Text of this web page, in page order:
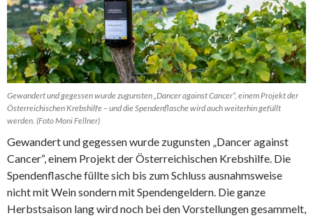
Gewandert und gegessen wurde zugunsten „Dancer against Cancer“, einem Projekt der
Österreichischen Krebshilfe – und die Spendenflasche wird auch weiterhin gefüllt
werden. (Foto Moni Fellner)
Gewandert und gegessen wurde zugunsten „Dancer against
Cancer“, einem Projekt der Österreichischen Krebshilfe. Die
Spendenflasche füllte sich bis zum Schluss ausnahmsweise
nicht mit Wein sondern mit Spendengeldern. Die ganze
Herbstsaison lang wird noch bei den Vorstellungen gesammelt,